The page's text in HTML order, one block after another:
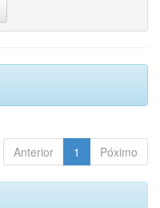
Anterior 1 Póximo